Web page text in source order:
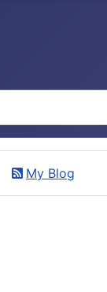
characters
My Blog